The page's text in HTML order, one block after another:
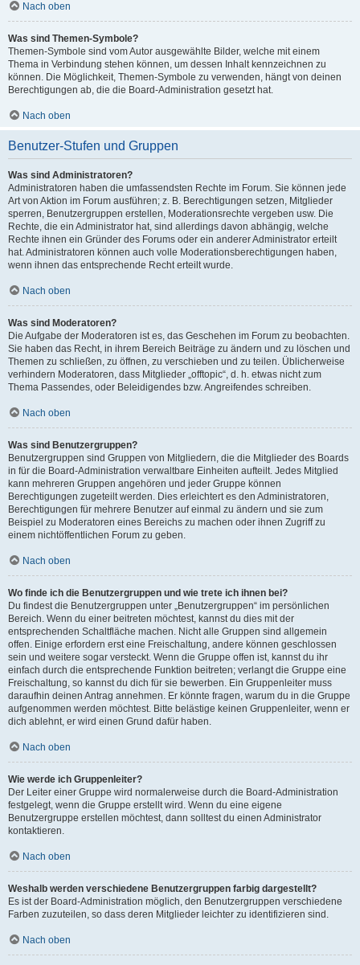
Nach oben
Was sind Themen-Symbole?
Themen-Symbole sind vom Autor ausgewählte Bilder, welche mit einem
Thema in Verbindung stehen können, um dessen Inhalt kennzeichnen zu
können. Die Möglichkeit, Themen-Symbole zu verwenden, hängt von deinen
Berechtigungen ab, die die Board-Administration gesetzt hat.
Nach oben
Benutzer-Stufen und Gruppen
Was sind Administratoren?
Administratoren haben die umfassendsten Rechte im Forum. Sie können jede
Art von Aktion im Forum ausführen; z. B. Berechtigungen setzen, Mitglieder
sperren, Benutzergruppen erstellen, Moderationsrechte vergeben usw. Die
Rechte, die ein Administrator hat, sind allerdings davon abhängig, welche
Rechte ihnen ein Gründer des Forums oder ein anderer Administrator erteilt
hat. Administratoren können auch volle Moderationsberechtigungen haben,
wenn ihnen das entsprechende Recht erteilt wurde.
Nach oben
Was sind Moderatoren?
Die Aufgabe der Moderatoren ist es, das Geschehen im Forum zu beobachten.
Sie haben das Recht, in ihrem Bereich Beiträge zu ändern und zu löschen und
Themen zu schließen, zu öffnen, zu verschieben und zu teilen. Üblicherweise
verhindern Moderatoren, dass Mitglieder „offtopic“, d. h. etwas nicht zum
Thema Passendes, oder Beleidigendes bzw. Angreifendes schreiben.
Nach oben
Was sind Benutzergruppen?
Benutzergruppen sind Gruppen von Mitgliedern, die die Mitglieder des Boards
in für die Board-Administration verwaltbare Einheiten aufteilt. Jedes Mitglied
kann mehreren Gruppen angehören und jeder Gruppe können
Berechtigungen zugeteilt werden. Dies erleichtert es den Administratoren,
Berechtigungen für mehrere Benutzer auf einmal zu ändern und sie zum
Beispiel zu Moderatoren eines Bereichs zu machen oder ihnen Zugriff zu
einem nichtöffentlichen Forum zu geben.
Nach oben
Wo finde ich die Benutzergruppen und wie trete ich ihnen bei?
Du findest die Benutzergruppen unter „Benutzergruppen“ im persönlichen
Bereich. Wenn du einer beitreten möchtest, kannst du dies mit der
entsprechenden Schaltfläche machen. Nicht alle Gruppen sind allgemein
offen. Einige erfordern erst eine Freischaltung, andere können geschlossen
sein und weitere sogar versteckt. Wenn die Gruppe offen ist, kannst du ihr
einfach durch die entsprechende Funktion beitreten; verlangt die Gruppe eine
Freischaltung, so kannst du dich für sie bewerben. Ein Gruppenleiter muss
daraufhin deinen Antrag annehmen. Er könnte fragen, warum du in die Gruppe
aufgenommen werden möchtest. Bitte belästige keinen Gruppenleiter, wenn er
dich ablehnt, er wird einen Grund dafür haben.
Nach oben
Wie werde ich Gruppenleiter?
Der Leiter einer Gruppe wird normalerweise durch die Board-Administration
festgelegt, wenn die Gruppe erstellt wird. Wenn du eine eigene
Benutzergruppe erstellen möchtest, dann solltest du einen Administrator
kontaktieren.
Nach oben
Weshalb werden verschiedene Benutzergruppen farbig dargestellt?
Es ist der Board-Administration möglich, den Benutzergruppen verschiedene
Farben zuzuteilen, so dass deren Mitglieder leichter zu identifizieren sind.
Nach oben